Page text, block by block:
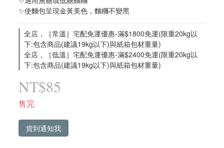
✨使麵包呈現金黃美色，麵糰不變黑
全店，［常溫］宅配免運優惠-滿$1800免運(限重20kg以
下:包含商品(建議19kg以下)與紙箱包材重量)
全店，［低溫］宅配免運優惠-滿$2400免運(限重20kg以
下:包含商品(建議19kg以下)與紙箱包材重量)
NT$85
售完
貨到通知我